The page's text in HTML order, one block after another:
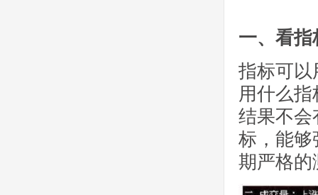
一、看指
指标可以
用什么
结果不会
标，能够
期严格的